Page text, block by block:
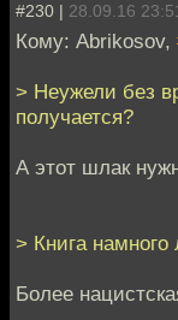
#230 | 28.09.16
Кому: Abrikosov,
> Неужели без
получается?
А этот шлак
> Книга
Более